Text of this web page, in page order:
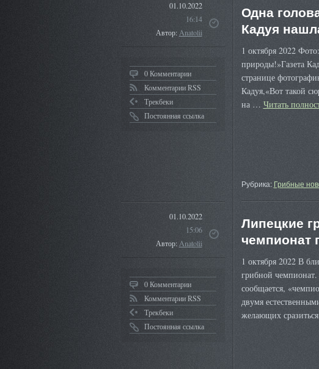
01.10.2022
16:14
Автор:Anatolii
0 Комментарии
Комментарии RSS
Трекбеки
Постоянная ссылка
Одна
Кадуя
1 октября 2022
природы!»Газета
странице
Кадуя,«Вот такой
на … Читать
Рубрика: Грибные
01.10.2022
15:06
Автор:Anatolii
0 Комментарии
Комментарии RSS
Трекбеки
Постоянная ссылка
Липецкие
чемпионат
1 октября 2022 В
грибной
сообщается,
двумя
желающих